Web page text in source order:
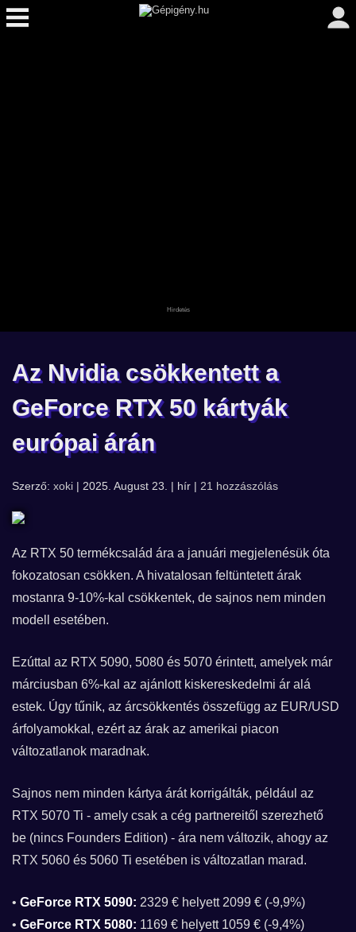
Az Nvidia csökkentett a
GeForce RTX 50 kártyák
európai árán
Szerző: xoki | 2025. August 23. | hír | 21 hozzászólás
Az RTX 50 termékcsalád ára a januári megjelenésük óta
fokozatosan csökken. A hivatalosan feltüntetett árak
mostanra 9-10%-kal csökkentek, de sajnos nem minden
modell esetében.
Ezúttal az RTX 5090, 5080 és 5070 érintett, amelyek már
márciusban 6%-kal az ajánlott kiskereskedelmi ár alá
estek. Úgy tűnik, az árcsökkentés összefügg az EUR/USD
árfolyamokkal, ezért az árak az amerikai piacon
változatlanok maradnak.
Sajnos nem minden kártya árát korrigálták, például az
RTX 5070 Ti - amely csak a cég partnereitől szerezhető
be (nincs Founders Edition) - ára nem változik, ahogy az
RTX 5060 és 5060 Ti esetében is változatlan marad.
• GeForce RTX 5090: 2329 € helyett 2099 € (-9,9%)
• GeForce RTX 5080: 1169 € helyett 1059 € (-9,4%)